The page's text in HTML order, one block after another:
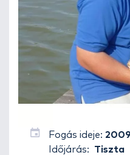
Fogás ideje:
Időjárás:
Tiszta